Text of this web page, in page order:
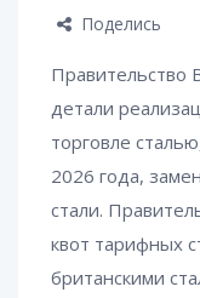
Поделись
Правительство
детали
торговле
2026 года,
стали.
квот тарифных
британскими